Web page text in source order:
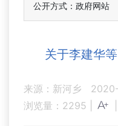
公开方式：政府网站
关于李建华
来源：新河乡
浏览量： 2295